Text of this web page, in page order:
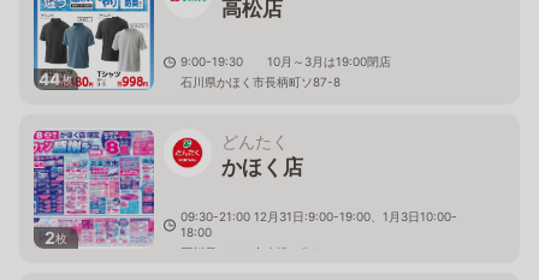
44枚
高松店
9:00-19:30 10月～3月は19:00閉店
石川県かほく市長柄町ソ87-8
2枚
どんたく
かほく店
09:30-21:00 12月31日:9:00-19:00、1月3日10:00-
18:00
石川県かほく市木津ハ5-1